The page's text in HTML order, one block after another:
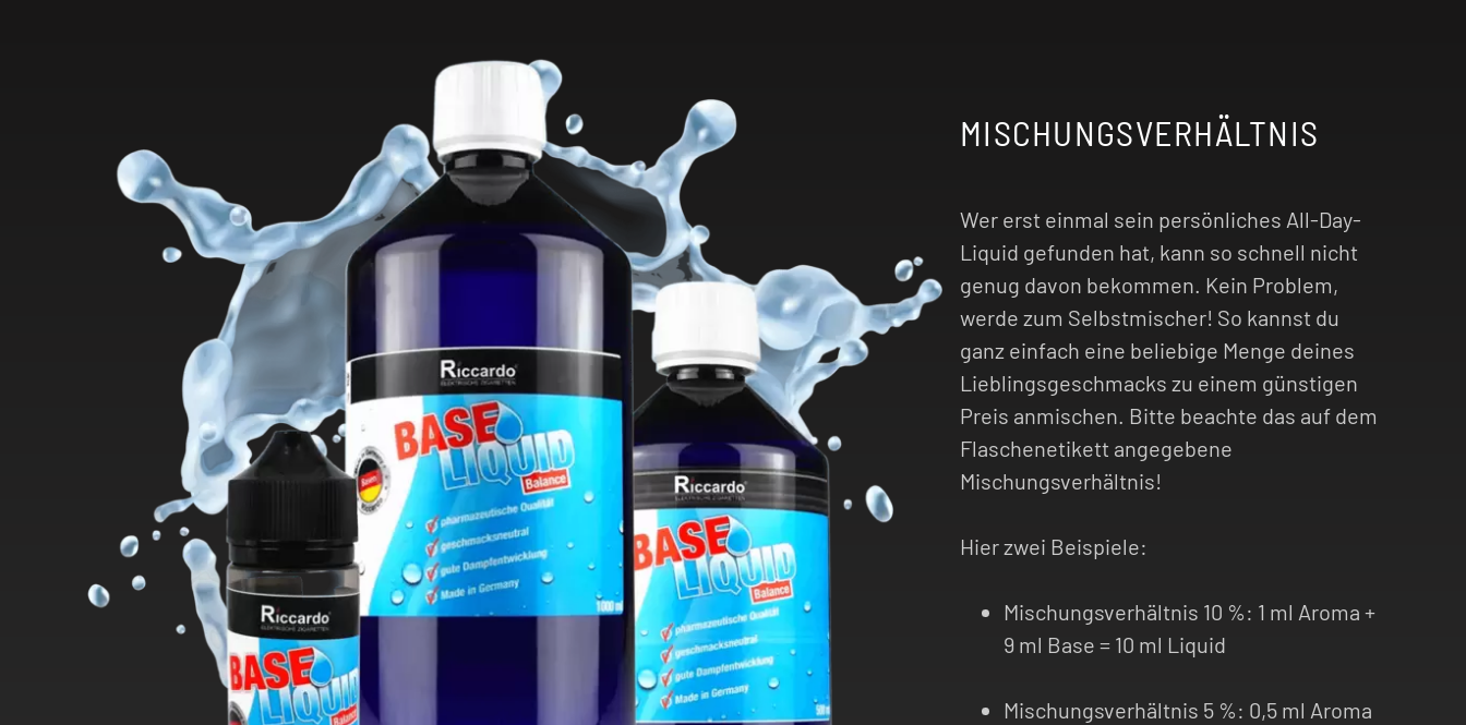
-
MISCHUNGSVERHÄLTNIS
Wer erst einmal sein persönliches All-Day-
Liquid gefunden hat, kann so schnell nicht
genug davon bekommen. Kein Problem,
werde zum Selbstmischer! So kannst du
ganz einfach eine beliebige Menge deines
Lieblingsgeschmacks zu einem günstigen
Preis anmischen. Bitte beachte das auf dem
Flaschenetikett angegebene
Mischungsverhältnis!
Hier zwei Beispiele:
Mischungsverhältnis 10 %: 1 ml Aroma +
9 ml Base = 10 ml Liquid
Mischungsverhältnis 5 %: 0,5 ml Aroma